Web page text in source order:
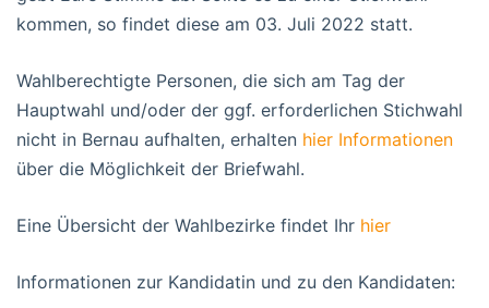
kommen, so findet diese am 03. Juli 2022 statt.
Wahlberechtigte Personen, die sich am Tag der
Hauptwahl und/oder der ggf. erforderlichen Stichwahl
nicht in Bernau aufhalten, erhalten hier Informationen
über die Möglichkeit der Briefwahl.
Eine Übersicht der Wahlbezirke findet Ihr hier
Informationen zur Kandidatin und zu den Kandidaten: